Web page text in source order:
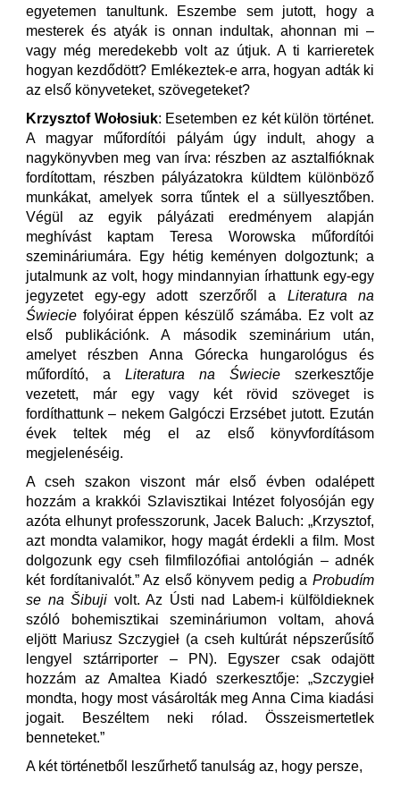
egyetemen tanultunk. Eszembe sem jutott, hogy a
mesterek és atyák is onnan indultak, ahonnan mi –
vagy még meredekebb volt az útjuk. A ti karrieretek
hogyan kezdődött? Emlékeztek-e arra, hogyan adták ki
az első könyveteket, szövegeteket?
Krzysztof Wołosiuk: Esetemben ez két külön történet.
A magyar műfordítói pályám úgy indult, ahogy a
nagykönyvben meg van írva: részben az asztalfióknak
fordítottam, részben pályázatokra küldtem különböző
munkákat, amelyek sorra tűntek el a süllyesztőben.
Végül az egyik pályázati eredményem alapján
meghívást kaptam Teresa Worowska műfordítói
szemináriumára. Egy hétig keményen dolgoztunk; a
jutalmunk az volt, hogy mindannyian írhattunk egy-egy
jegyzetet egy-egy adott szerzőről a Literatura na
Świecie folyóirat éppen készülő számába. Ez volt az
első publikációnk. A második szeminárium után,
amelyet részben Anna Górecka hungarológus és
műfordító, a Literatura na Świecie szerkesztője
vezetett, már egy vagy két rövid szöveget is
fordíthattunk – nekem Galgóczi Erzsébet jutott. Ezután
évek teltek még el az első könyvfordításom
megjelenéséig.
A cseh szakon viszont már első évben odalépett
hozzám a krakkói Szlavisztikai Intézet folyosóján egy
azóta elhunyt professzorunk, Jacek Baluch: „Krzysztof,
azt mondta valamikor, hogy magát érdekli a film. Most
dolgozunk egy cseh filmfilozófiai antológián – adnék
két fordítanivalót.” Az első könyvem pedig a Probudím
se na Šibuji volt. Az Ústi nad Labem-i külföldieknek
szóló bohemisztikai szemináriumon voltam, ahová
eljött Mariusz Szczygieł (a cseh kultúrát népszerűsítő
lengyel sztárriporter – PN). Egyszer csak odajött
hozzám az Amaltea Kiadó szerkesztője: „Szczygieł
mondta, hogy most vásárolták meg Anna Cima kiadási
jogait. Beszéltem neki rólad. Összeismertetlek
benneteket.”
A két történetből leszűrhető tanulság az, hogy persze,